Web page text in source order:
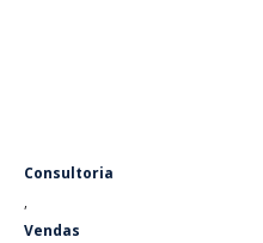
Consultoria
,
Vendas